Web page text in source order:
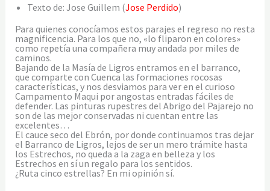
Texto de: Jose Guillem (Jose Perdido)
Para quienes conocíamos estos parajes el regreso no resta
magnificencia. Para los que no, «lo fliparon en colores»
como repetía una compañera muy andada por miles de
caminos.
Bajando de la Masía de Ligros entramos en el barranco,
que comparte con Cuenca las formaciones rocosas
características, y nos desviamos para ver en el curioso
Campamento Maqui por angostas entradas fáciles de
defender. Las pinturas rupestres del Abrigo del Pajarejo no
son de las mejor conservadas ni cuentan entre las
excelentes…
El cauce seco del Ebrón, por donde continuamos tras dejar
el Barranco de Ligros, lejos de ser un mero trámite hasta
los Estrechos, no queda a la zaga en belleza y los
Estrechos en sí un regalo para los sentidos.
¿Ruta cinco estrellas? En mi opinión sí.